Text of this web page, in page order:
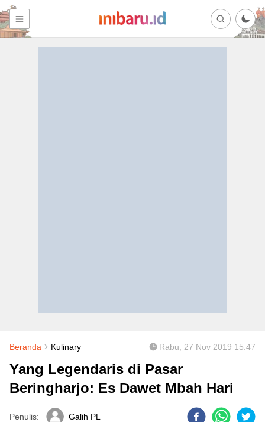
Beranda Kulinary Rabu, 27 Nov 2019 15:47
Yang Legendaris di Pasar
Beringharjo: Es Dawet Mbah Hari
Penulis: Galih PL